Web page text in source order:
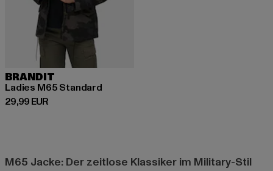
BRANDIT
Ladies M65 Standard
29,99 EUR
Derzeitiger Preis: 29,99 EUR
M65 Jacke: Der zeitlose Klassiker im Military-Stil